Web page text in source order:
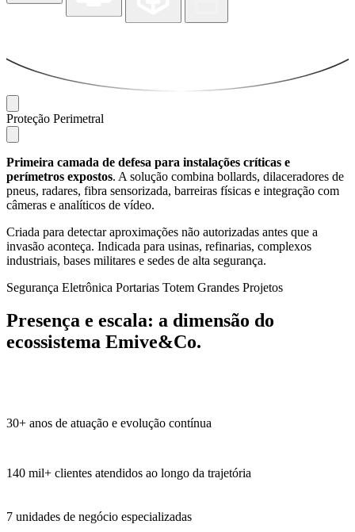
Proteção Perimetral
Primeira camada de defesa para instalações críticas e
perímetros expostos. A solução combina bollards, dilaceradores de
pneus, radares, fibra sensorizada, barreiras físicas e integração com
câmeras e analíticos de vídeo.
Criada para detectar aproximações não autorizadas antes que a
invasão aconteça. Indicada para usinas, refinarias, complexos
industriais, bases militares e sedes de alta segurança.
Segurança Eletrônica Portarias Totem Grandes Projetos
Presença e escala: a dimensão do
ecossistema Emive&Co.
30+ anos de atuação e evolução contínua
140 mil+ clientes atendidos ao longo da trajetória
7 unidades de negócio especializadas